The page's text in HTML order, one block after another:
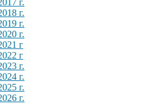
г.
г.
г.
г
г
г.
г.
г.
г.